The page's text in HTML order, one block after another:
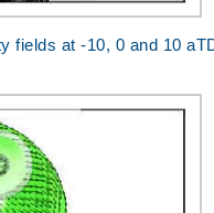
fields at -10, 0 and 10